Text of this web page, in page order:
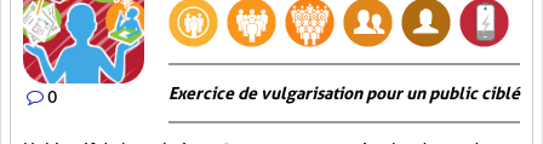
0 Exercice de vulgarisation pour un public ciblé